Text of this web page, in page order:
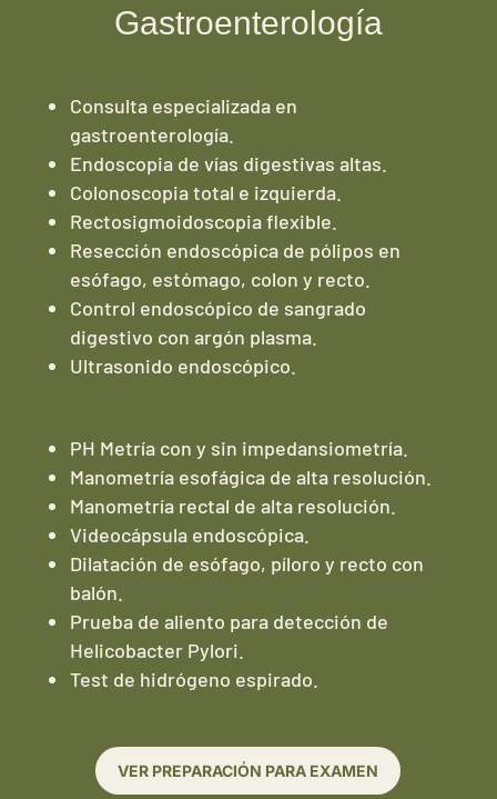
Gastroenterología
Consulta especializada en
gastroenterología.
Endoscopia de vías digestivas altas.
Colonoscopia total e izquierda.
Rectosigmoidoscopia flexible.
Resección endoscópica de pólipos en
esófago, estómago, colon y recto.
Control endoscópico de sangrado
digestivo con argón plasma.
Ultrasonido endoscópico.
PH Metría con y sin impedansiometría.
Manometría esofágica de alta resolución.
Manometría rectal de alta resolución.
Videocápsula endoscópica.
Dilatación de esófago, píloro y recto con
balón.
Prueba de aliento para detección de
Helicobacter Pylori.
Test de hidrógeno espirado.
VER PREPARACIÓN PARA EXAMEN